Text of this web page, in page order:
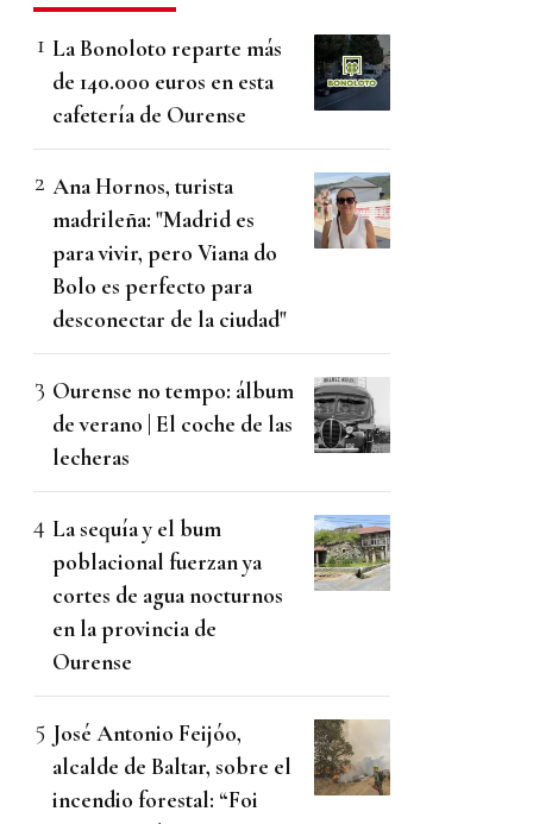
La Bonoloto reparte más
de 140.000 euros en esta
cafetería de Ourense
Ana Hornos, turista
madrileña: "Madrid es
para vivir, pero Viana do
Bolo es perfecto para
desconectar de la ciudad"
Ourense no tempo: álbum
de verano | El coche de las
lecheras
La sequía y el bum
poblacional fuerzan ya
cortes de agua nocturnos
en la provincia de
Ourense
José Antonio Feijóo,
alcalde de Baltar, sobre el
incendio forestal: “Foi